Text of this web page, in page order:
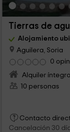
Tierras de
Alojamiento
Aguilera, Soria
0
Alquiler íntegro
10 personas
Contacto
Cancelación 30